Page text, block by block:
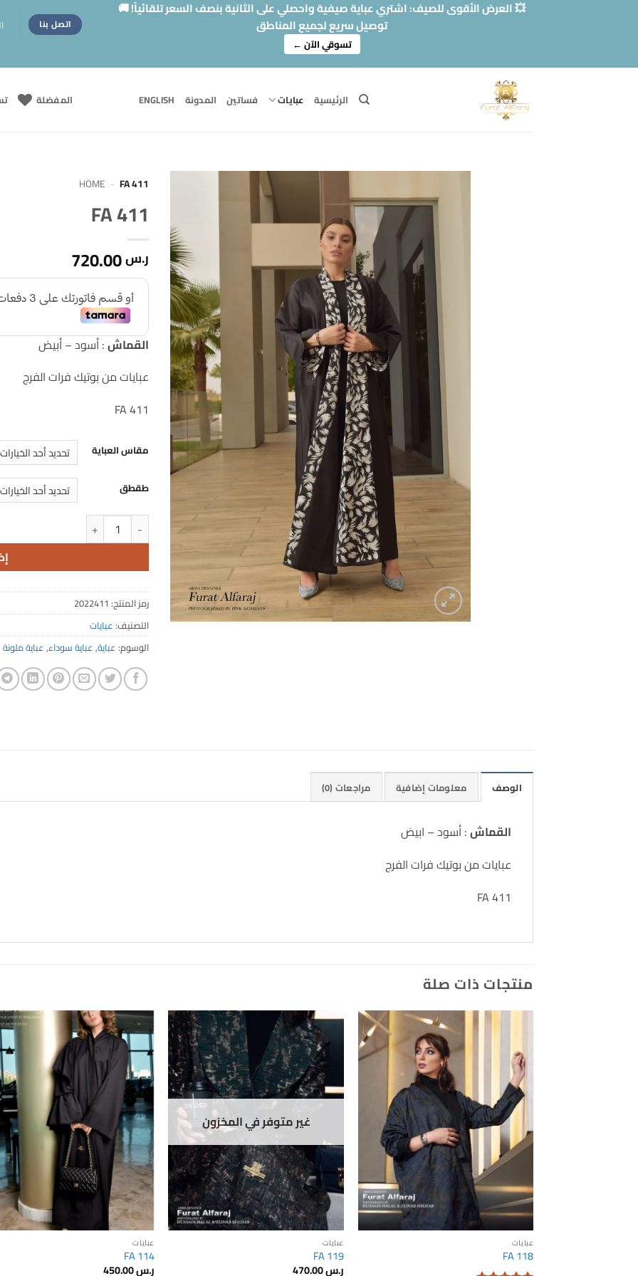
💥 العرض الأقوى للصيف: اشتري عباية صيفية واحصلي على الثانية بنصف السعر تلقائياً! 🚚
توصيل سريع لجميع المناطق
تسوقي الآن ←
اتصل بنا
الرئيسية عبايات فساتين المدونة ENGLISH المفضلة
wishlist
HOME - FA 411
FA 411
ر.س
القماش: أسود – أبيض
عبايات من بوتيك فرات الفرج
FA 411
مقاس العباية
طقطق
رمز المنتج: 2022411
التصنيف:عبايات
الوسوم:عباية,عباية سوداء,عباية ملونة
الوصف معلومات إضافية مراجعات (0)
القماش: أسود – ابيض
عبايات من بوتيك فرات الفرج
FA 411
منتجات ذات صلة
Add to
wishlist
عبايات
FA 118
Add to
wishlist
غير متوفر في المخزون
عبايات
FA 119
ر.س470.00
عبايات
FA 114
ر.س450.00